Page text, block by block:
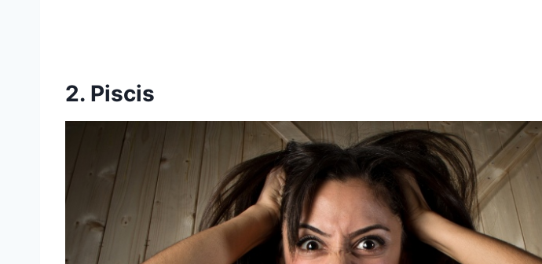
2. Piscis